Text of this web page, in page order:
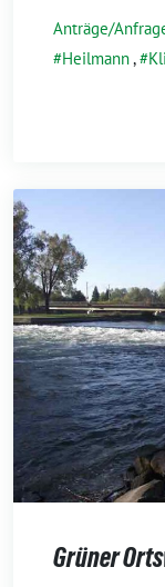
Anträge/
Heilmann,
Grüner